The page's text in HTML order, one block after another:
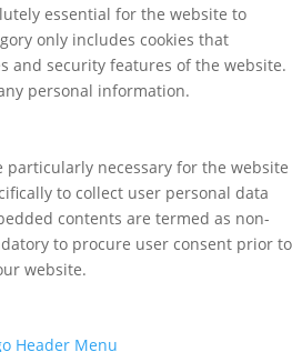
essential for the website to
only includes cookies that
and security features of the website.
personal information.
particularly necessary for the website
to collect user personal data
contents are termed as non-
to procure user consent prior to
website.